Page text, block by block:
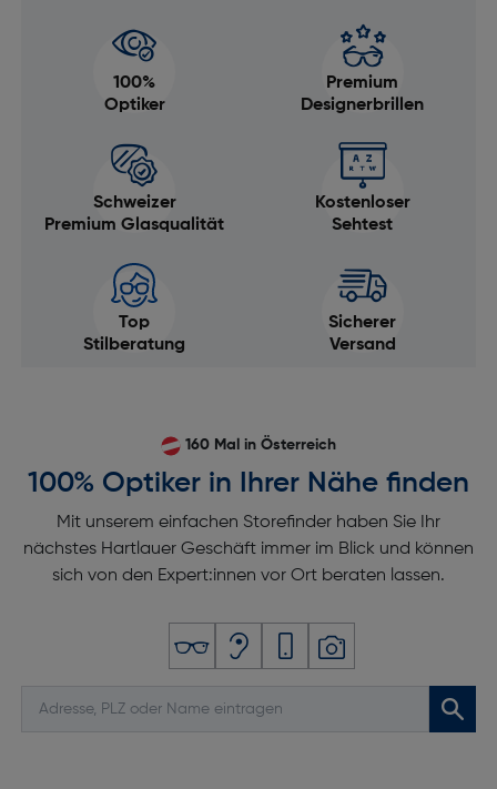
100%
Optiker
Premium
Designerbrillen
Schweizer
Premium Glasqualität
Kostenloser
Sehtest
Top
Stilberatung
Sicherer
Versand
160 Mal in Österreich
100% Optiker in Ihrer Nähe finden
Mit unserem einfachen Storefinder haben Sie Ihr
nächstes Hartlauer Geschäft immer im Blick und können
sich von den Expert:innen vor Ort beraten lassen.